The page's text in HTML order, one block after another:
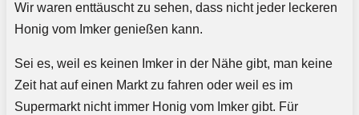
Wir waren enttäuscht zu sehen, dass nicht jeder leckeren
Honig vom Imker genießen kann.
Sei es, weil es keinen Imker in der Nähe gibt, man keine
Zeit hat auf einen Markt zu fahren oder weil es im
Supermarkt nicht immer Honig vom Imker gibt. Für